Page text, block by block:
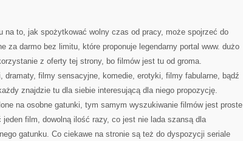
PRZYJEMNOŚĆ
na to, jak spożytkować wolny czas od pracy, może spojrzeć do
za darmo bez limitu, które proponuje legendarny portal www. dużo
z oferty tej strony, bo filmów jest tu od groma.
dramaty, filmy sensacyjne, komedie, erotyki, filmy fabularne, bądź
znajdzie tu dla siebie interesującą dla niego propozycję.
na osobne gatunki, tym samym wyszukiwanie filmów jest proste
jeden film, dowolną ilość razy, co jest nie lada szansą dla
gatunku. Co ciekawe na stronie są też do dyspozycji seriale